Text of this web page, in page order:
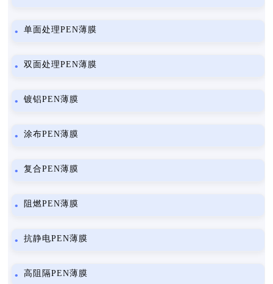
单面处理PEN薄膜
双面处理PEN薄膜
镀铝PEN薄膜
涂布PEN薄膜
复合PEN薄膜
阻燃PEN薄膜
抗静电PEN薄膜
高阻隔PEN薄膜